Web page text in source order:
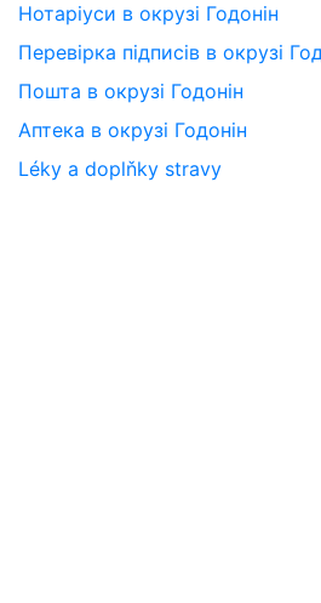
Нотаріуси в окрузі Годонін
Перевірка підписів в окрузі
Пошта в окрузі Годонін
Аптека в окрузі Годонін
Léky a doplňky stravy